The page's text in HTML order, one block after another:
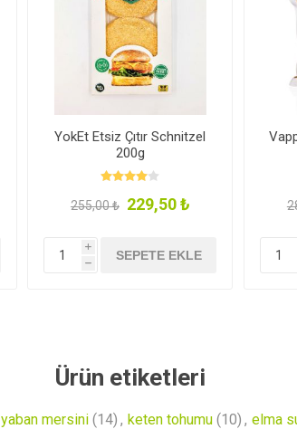
YokEt Etsiz Çıtır Schnitzel
200g
255,00 ₺ 229,50 ₺
i
h
SEPETE EKLE
Ürün etiketleri
yaban mersini (14) , keten tohumu (10) , elma